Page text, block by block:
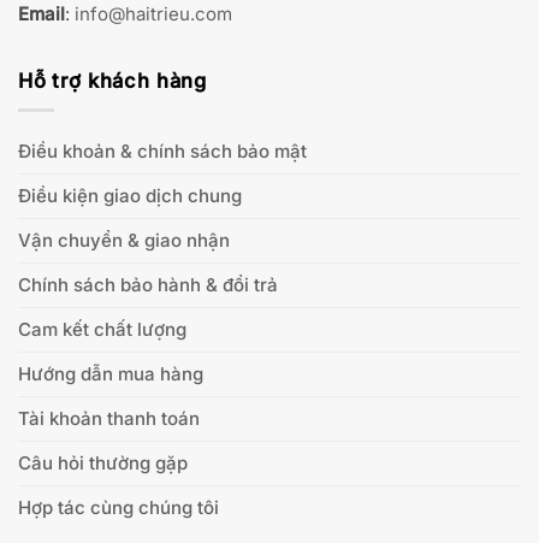
Email: info@haitrieu.com
Hỗ trợ khách hàng
Điều khoản & chính sách bảo mật
Điều kiện giao dịch chung
Vận chuyển & giao nhận
Chính sách bảo hành & đổi trả
Cam kết chất lượng
Hướng dẫn mua hàng
Tài khoản thanh toán
Câu hỏi thường gặp
Hợp tác cùng chúng tôi